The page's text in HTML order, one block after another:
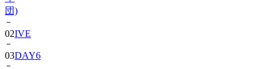
団)
02IVE
03DAY6